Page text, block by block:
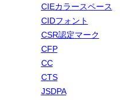
CIEカラースペース
CIDフォント
CSR認定マーク
CFP
CC
CTS
JSDPA